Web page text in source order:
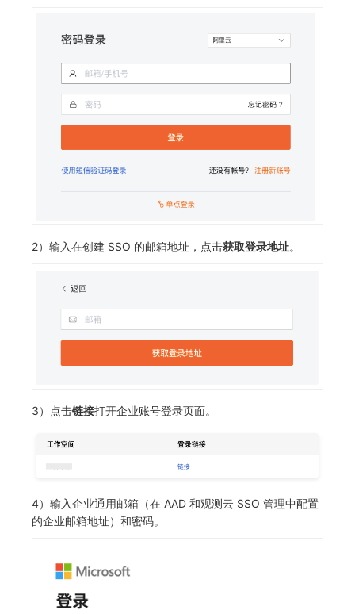
2）输入在创建 SSO 的邮箱地址，点击获取登录地址。
3）点击链接打开企业账号登录页面。
4）输入企业通用邮箱（在 AAD 和观测云 SSO 管理中配置
的企业邮箱地址）和密码。